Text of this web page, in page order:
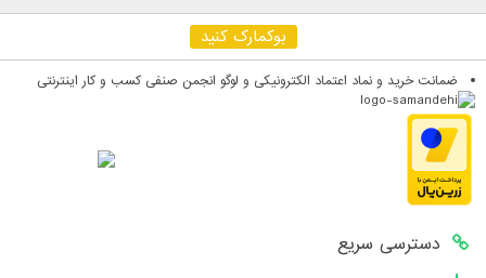
بوکمارک کنید
ضمانت خرید و نماد اعتماد الکترونیکی و لوگو انجمن صنفی کسب و کار اینترنتی
دسترسی سریع